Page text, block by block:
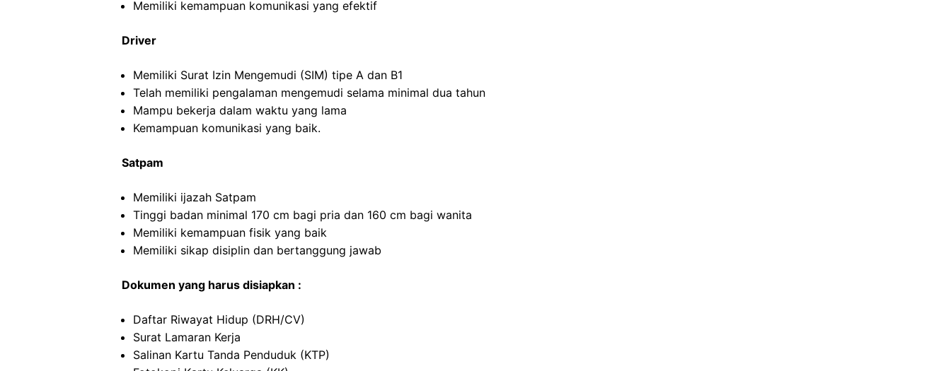
Memiliki kemampuan komunikasi yang efektif
Driver
Memiliki Surat Izin Mengemudi (SIM) tipe A dan B1
Telah memiliki pengalaman mengemudi selama minimal dua tahun
Mampu bekerja dalam waktu yang lama
Kemampuan komunikasi yang baik.
Satpam
Memiliki ijazah Satpam
Tinggi badan minimal 170 cm bagi pria dan 160 cm bagi wanita
Memiliki kemampuan fisik yang baik
Memiliki sikap disiplin dan bertanggung jawab
Dokumen yang harus disiapkan :
Daftar Riwayat Hidup (DRH/CV)
Surat Lamaran Kerja
Salinan Kartu Tanda Penduduk (KTP)